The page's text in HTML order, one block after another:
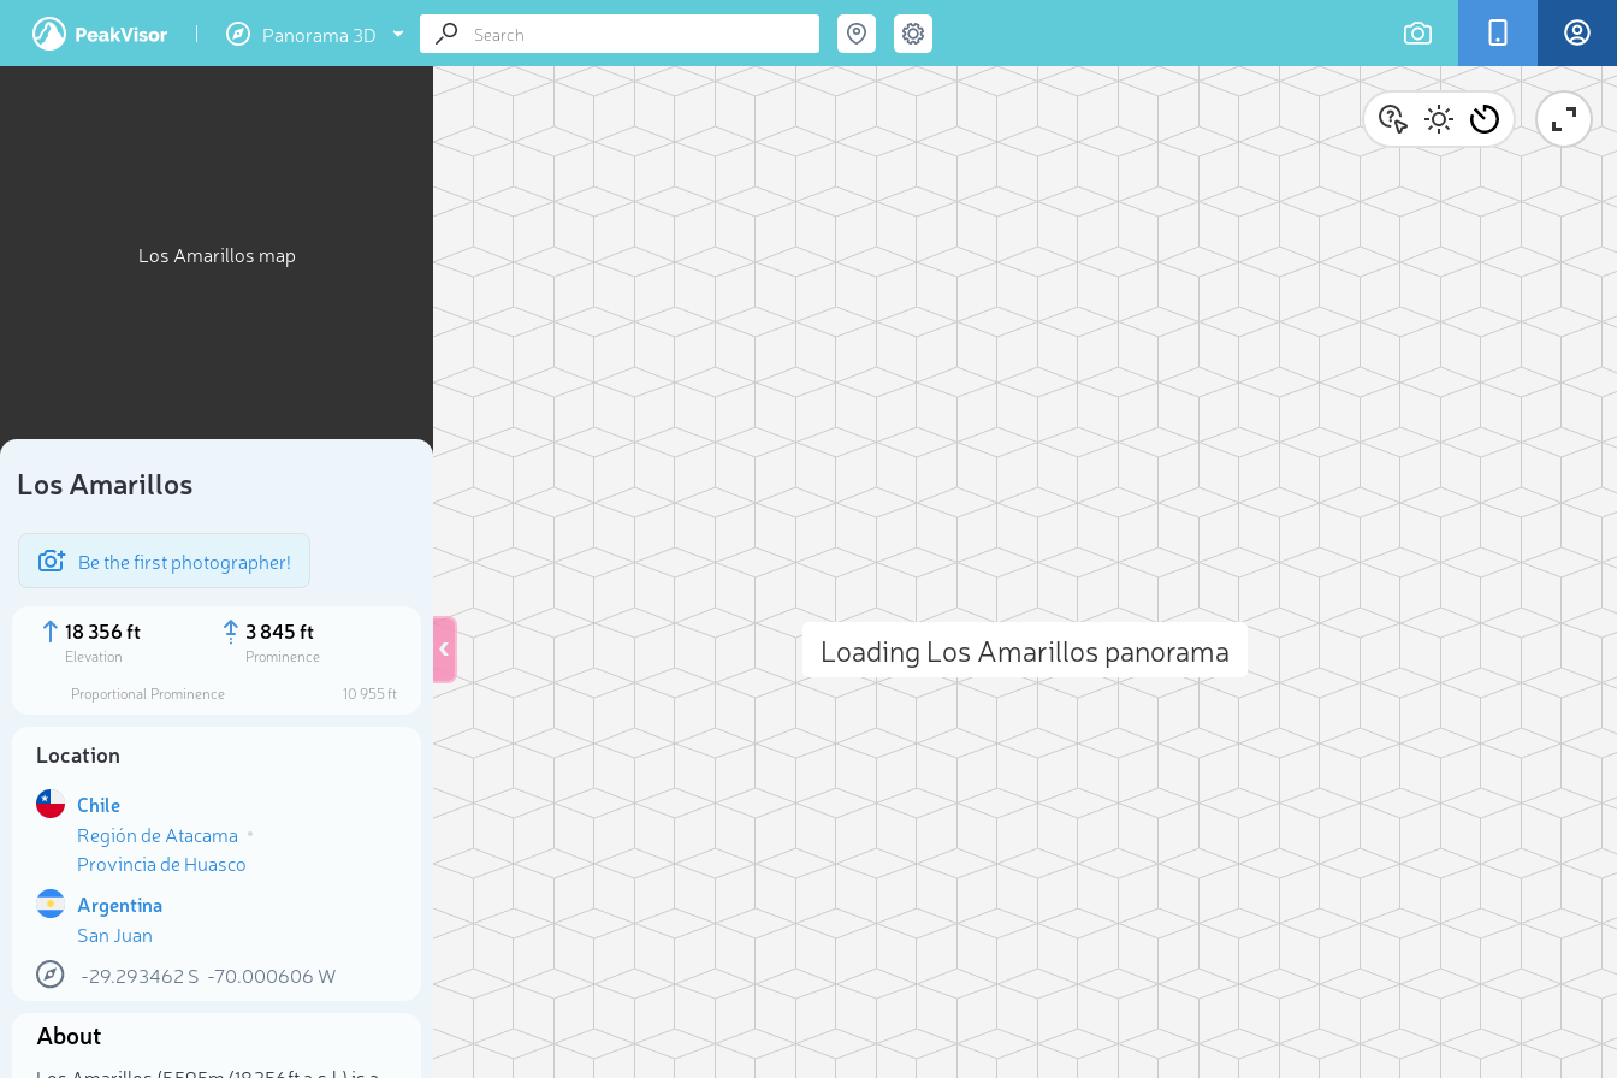
Panorama 3D
Los Amarillos map
Los Amarillos
Be the first photographer!
18 356 ft
Elevation
3 845 ft
Prominence
Proportional Prominence
10 955 ft
Location
Chile
Región de Atacama
Provincia de Huasco
Argentina
San Juan
-29.293462 S -70.000606 W
About
Loading Los Amarillos panorama
Select photo